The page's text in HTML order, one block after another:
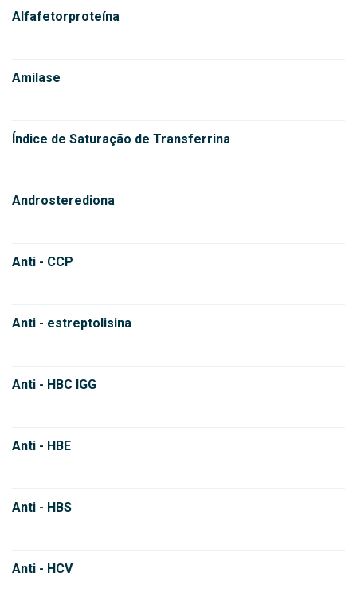
Alfafetorproteína
Amilase
Índice de Saturação de Transferrina
Androsterediona
Anti - CCP
Anti - estreptolisina
Anti - HBC IGG
Anti - HBE
Anti - HBS
Anti - HCV